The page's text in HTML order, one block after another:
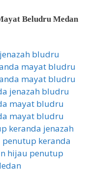
Beludru Medan